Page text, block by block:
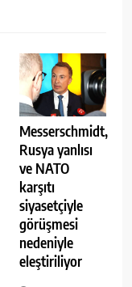
Messerschmidt,
Rusya yanlısı
ve NATO
karşıtı
siyasetçiyle
görüşmesi
nedeniyle
eleştiriliyor